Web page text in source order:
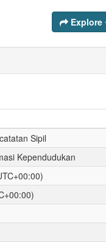
Explore
Sipil
Kependudukan